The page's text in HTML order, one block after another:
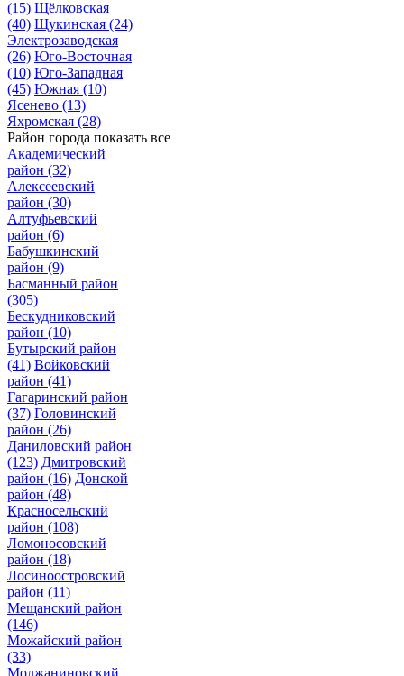
(15) Щёлковская
(40) Щукинская (24)
Электрозаводская
(26) Юго-Восточная
(10) Юго-Западная
(45) Южная (10)
Ясенево (13)
Яхромская (28)
Район города показать все
Академический
район (32)
Алексеевский
район (30)
Алтуфьевский
район (6)
Бабушкинский
район (9)
Басманный район
(305)
Бескудниковский
район (10)
Бутырский район
(41) Войковский
район (41)
Гагаринский район
(37) Головинский
район (26)
Даниловский район
(123) Дмитровский
район (16) Донской
район (48)
Красносельский
район (108)
Ломоносовский
район (18)
Лосиноостровский
район (11)
Мещанский район
(146)
Можайский район
(33)
Молжаниновский